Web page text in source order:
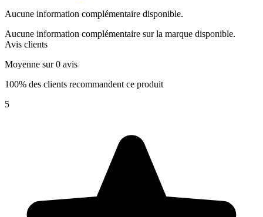
Aucune information complémentaire disponible.
Aucune information complémentaire sur la marque disponible.
Avis clients
Moyenne sur 0 avis
100% des clients recommandent ce produit
5